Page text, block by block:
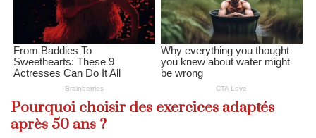
Pourquoi choisir des exercices adaptés
après 50 ans ?